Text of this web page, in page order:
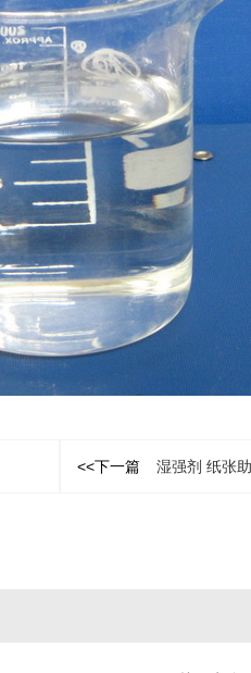
<<下一篇 湿强剂 纸张